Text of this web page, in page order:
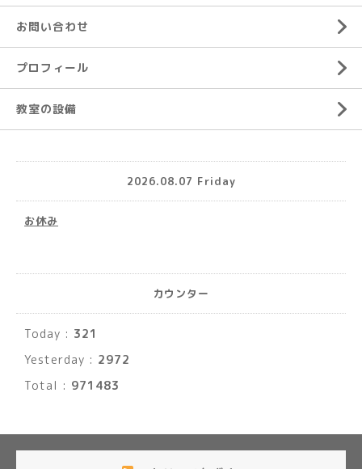
お問い合わせ
プロフィール
教室の設備
2026.08.07 Friday
お休み
カウンター
Today : 321
Yesterday : 2972
Total : 971483